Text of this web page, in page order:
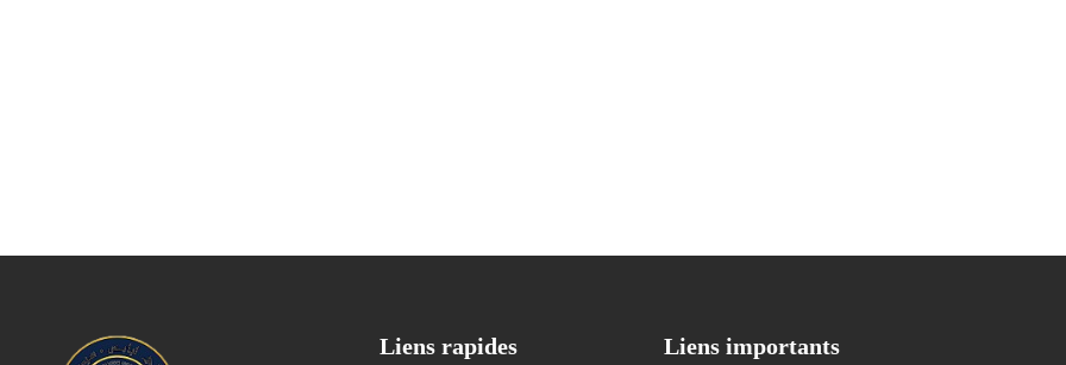
Liens rapides Liens importants